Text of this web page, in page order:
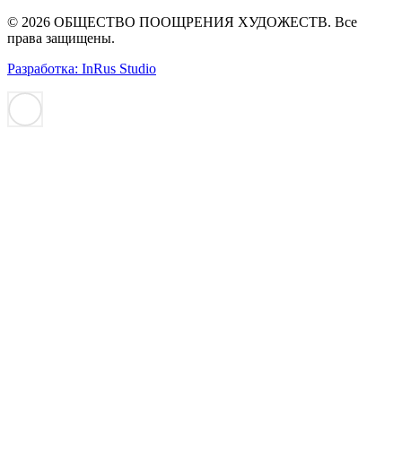
© 2026 ОБЩЕСТВО ПООЩРЕНИЯ ХУДОЖЕСТВ. Все
права защищены.
Разработка: InRus Studio